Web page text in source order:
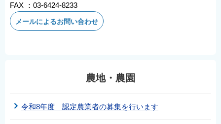
FAX ：03-6424-8233
メールによるお問い合わせ
農地・農園
令和8年度 認定農業者の募集を行います